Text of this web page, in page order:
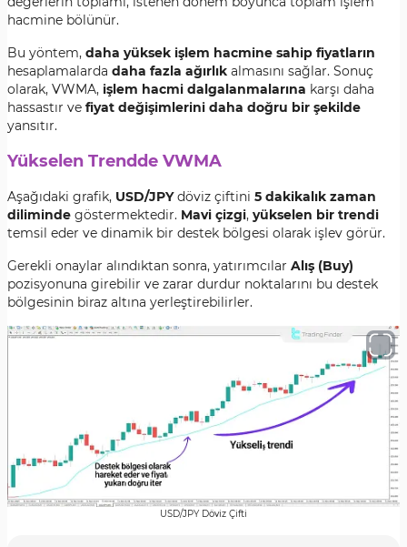
hacmine bölünür.
Bu yöntem, daha yüksek işlem hacmine sahip fiyatların
hesaplamalarda daha fazla ağırlık almasını sağlar. Sonuç
olarak, VWMA, işlem hacmi dalgalanmalarına karşı daha
hassastır ve fiyat değişimlerini daha doğru bir şekilde
yansıtır.
Yükselen Trendde VWMA
Aşağıdaki grafik, USD/JPYdöviz çiftini 5 dakikalık zaman
diliminde göstermektedir. Mavi çizgi, yükselen bir trendi
temsil eder ve dinamik bir destek bölgesi olarak işlev görür.
Gerekli onaylar alındıktan sonra, yatırımcılar Alış (Buy)
pozisyonuna girebilir ve zarar durdur noktalarını bu destek
bölgesinin biraz altına yerleştirebilirler.
USD/JPY Döviz Çifti